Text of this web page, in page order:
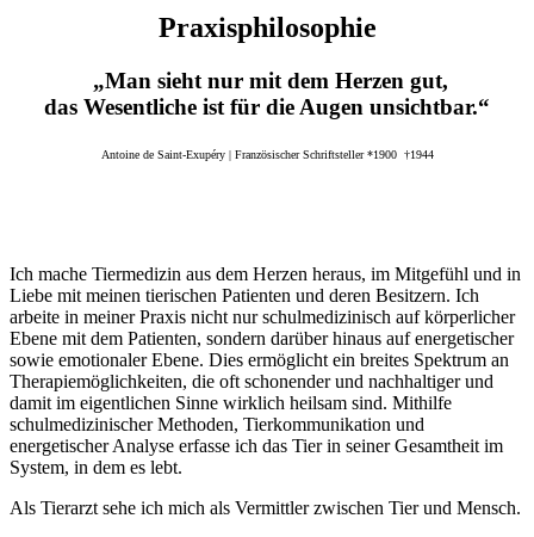
Praxisphilosophie
„Man sieht nur mit dem Herzen gut,
das Wesentliche ist für die Augen unsichtbar.“
Antoine de Saint-Exupéry | Französischer Schriftsteller *1900 †1944
Ich mache Tiermedizin aus dem Herzen heraus, im Mitgefühl und in
Liebe mit meinen tierischen Patienten und deren Besitzern. Ich
arbeite in meiner Praxis nicht nur schulmedizinisch auf körperlicher
Ebene mit dem Patienten, sondern darüber hinaus auf energetischer
sowie emotionaler Ebene. Dies ermöglicht ein breites Spektrum an
Therapiemöglichkeiten, die oft schonender und nachhaltiger und
damit im eigentlichen Sinne wirklich heilsam sind. Mithilfe
schulmedizinischer Methoden, Tierkommunikation und
energetischer Analyse erfasse ich das Tier in seiner Gesamtheit im
System, in dem es lebt.
Als Tierarzt sehe ich mich als Vermittler zwischen Tier und Mensch.